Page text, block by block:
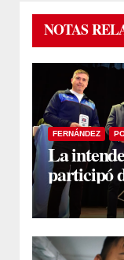
NOTAS
FERNÁNDEZ
La
participó
por el
en